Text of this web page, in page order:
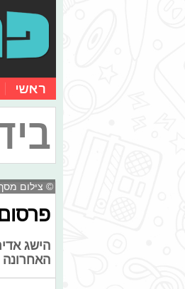
ראשי
© צילום
הישג